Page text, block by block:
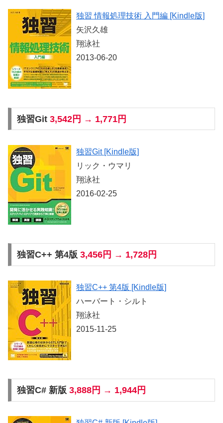
独習 情報処理技術 入門編 [Kindle版]
矢沢久雄
翔泳社
2013-06-20
独習Git 3,542円 → 1,771円
独習Git [Kindle版]
リック・ウマリ
翔泳社
2016-02-25
独習C++ 第4版 3,456円 → 1,728円
独習C++ 第4版 [Kindle版]
ハーバート・シルト
翔泳社
2015-11-25
独習C# 新版 3,888円 → 1,944円